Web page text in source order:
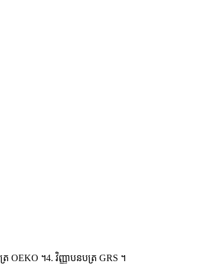
OEKO ។4. វិញ្ញាបនបត្រ GRS ។